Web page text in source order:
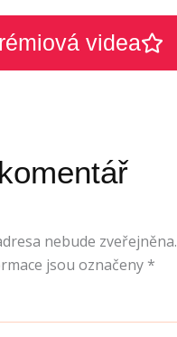
videa
nebude zveřejněna.
jsou označeny *